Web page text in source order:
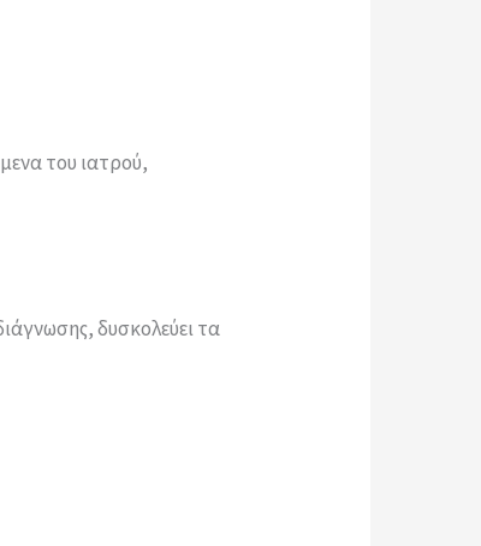
του ιατρού,
δυσκολεύει τα